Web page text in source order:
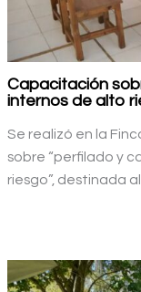
Capacitación
internos de alto
Se realizó en la
sobre “perfilado y
riesgo”, destinada